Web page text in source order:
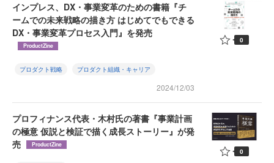
インプレス、DX・事業変革のための書籍『チ
ームでの未来戦略の描き方 はじめてでもできる
DX・事業変革プロセス入門』を発売
ProductZine
プロダクト戦略 プロダクト組織・キャリア
2024/12/03
0
プロフィナンス代表・木村氏の著書『事業計画
の極意 仮説と検証で描く成長ストーリー』が発
売
ProductZine
0